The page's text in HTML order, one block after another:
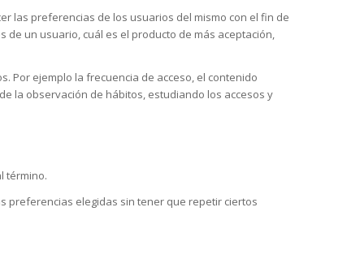
las preferencias de los usuarios del mismo con el fin de
un usuario, cuál es el producto de más aceptación,
Por ejemplo la frecuencia de acceso, el contenido
la observación de hábitos, estudiando los accesos y
término.
preferencias elegidas sin tener que repetir ciertos